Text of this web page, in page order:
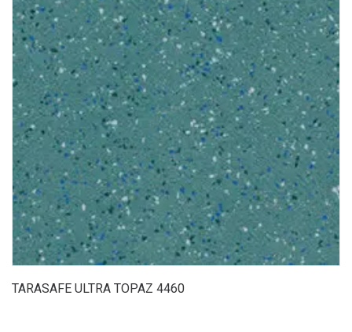
TARASAFE ULTRA TOPAZ 4460